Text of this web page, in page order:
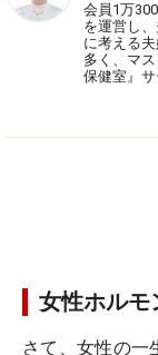
会員1万
を運営し
に考える
多く、マ
保健室』サ
女性ホルモ
さて、女性の一